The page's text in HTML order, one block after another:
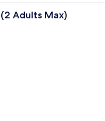
Une chambre d’hôtel avec
Adults Max)